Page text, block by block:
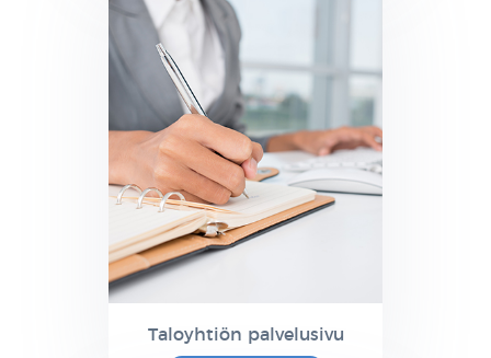
Taloyhtiön palvelusivu